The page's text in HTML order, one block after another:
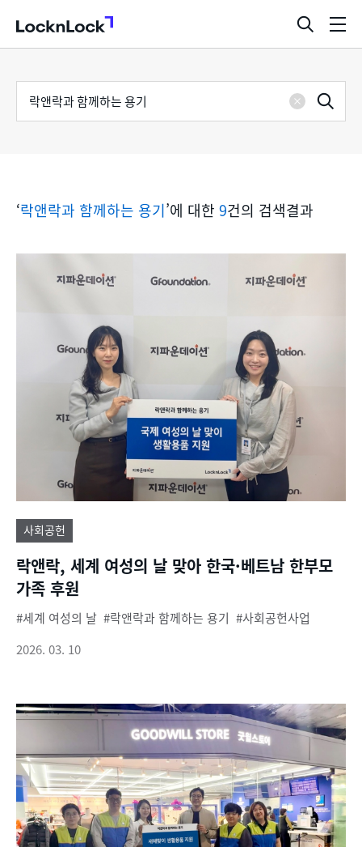
LocknLock
검
색
열
통
색
삭
검
‘락앤락과 함께하는 용기’에 대한 9건의 검색결과
사회공헌
락앤락, 세계 여성의 날 맞아 한국·베트남 한부모
가족 후원
세계 여성의 날 락앤락과 함께하는 용기
사회공헌사업
2026. 03. 10